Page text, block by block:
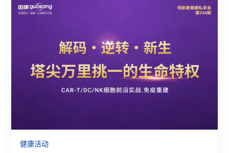
健康活动